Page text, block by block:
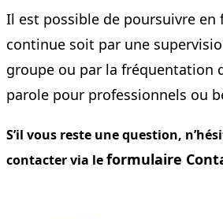
Il est possible de poursuivre en
continue soit par une
groupe ou par la fréquentation
parole pour professionnels ou
S’il vous reste une question,
contacter via leformulaire